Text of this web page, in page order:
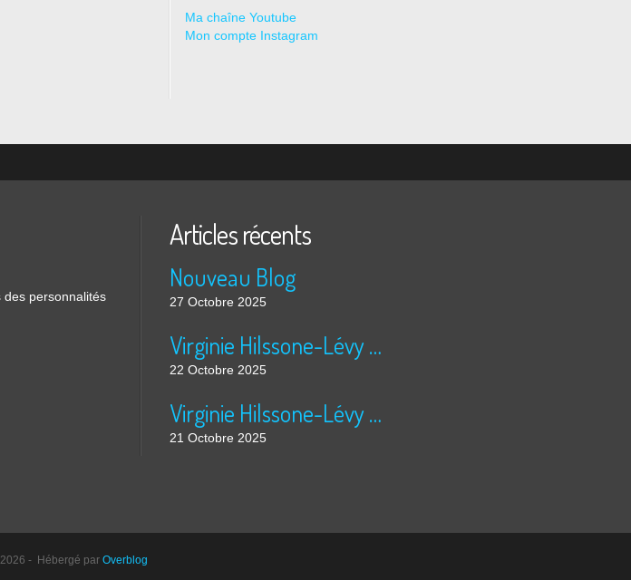
Ma chaîne Youtube
Mon compte Instagram
des personnalités
Articles récents
Nouveau Blog
27 Octobre 2025
Virginie Hilssone-Lévy 22/10/2025
22 Octobre 2025
Virginie Hilssone-Lévy 21/10/2025
21 Octobre 2025
- Hébergé par Overblog